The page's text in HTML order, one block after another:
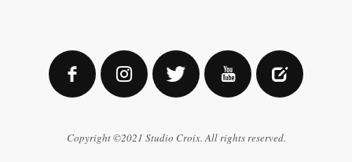
Copyright ©2021 Studio Croix. All rights reserved.